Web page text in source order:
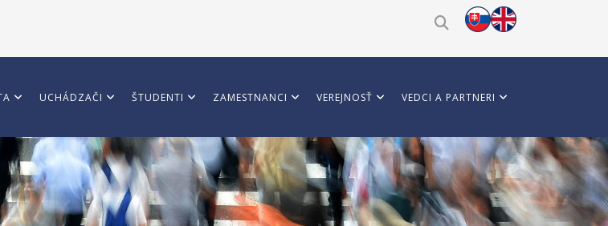
UCHÁDZAČI ŠTUDENTI ZAMESTNANCI VEREJNOSŤ VEDCI A PARTNERI